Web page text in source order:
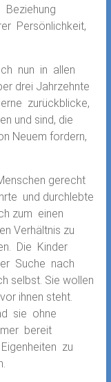
Beziehung
Persönlichkeit,
nun in allen
drei Jahrzehnte
zurückblicke,
und sind, die
Neuem fordern,
gerecht
und durchlebte
zum einen
Verhältnis zu
Die Kinder
Suche nach
selbst. Sie wollen
ihnen steht.
sie ohne
bereit
zu